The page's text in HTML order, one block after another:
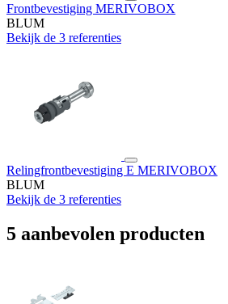
Frontbevestiging MERIVOBOX
BLUM
Bekijk de 3 referenties
Relingfrontbevestiging E MERIVOBOX
BLUM
Bekijk de 3 referenties
5 aanbevolen producten